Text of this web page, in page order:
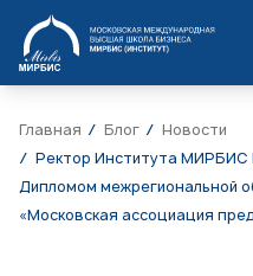
МИРБИС
Главная Блог
Новости
Ректор Института МИРБИС
Дипломом межрегиональной
«Московская ассоциация